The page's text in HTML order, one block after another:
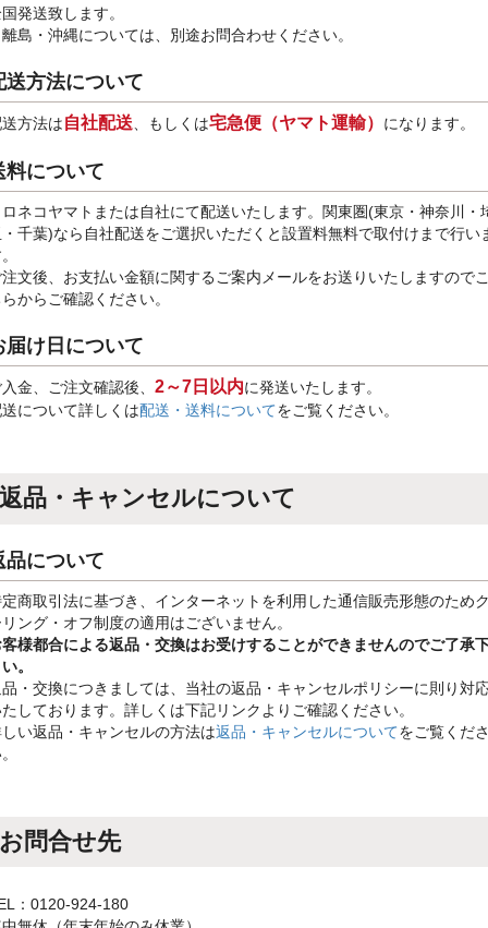
発送致します。
島・沖縄については、別途お問合わせください。
送方法について
方法は自社配送、もしくは宅急便（ヤマト運輸） になります。
料について
ネコヤマトまたは自社にて配送いたします。関東圏(東京・神奈川・
千葉)なら自社配送をご選択いただくと設置料無料で取付けまで行い
文後、お支払い金額に関するご案内メールをお送りいたしますので
からご確認ください。
届け日について
金、ご注文確認後、 2～7日以内に発送いたします。
について詳しくは配送・送料についてをご覧ください。
返品・キャンセルについて
品について
商取引法に基づき、インターネットを利用した通信販売形態のため
ング・オフ制度の適用はございません。
様都合による返品・交換はお受けすることができませんのでご了承
。
・交換につきましては、当社の返品・キャンセルポリシーに則り対
しております。詳しくは下記リンクよりご確認ください。
い返品・キャンセルの方法は返品・キャンセルについてをご覧くだ
お問合せ先
：0120-924-180